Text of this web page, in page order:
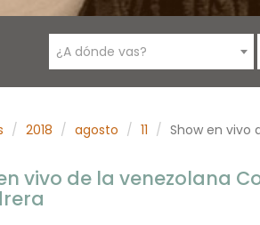
¿A dónde vas?
2018 agosto 11 Show en vivo
vivo de la venezolana